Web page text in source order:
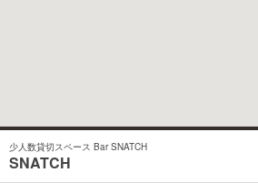
少人数貸切スペース Bar SNATCH
SNATCH